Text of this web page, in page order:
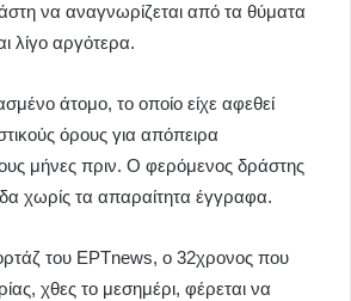
να αναγνωρίζεται από τα θύματα
λίγο αργότερα.
άτομο, το οποίο είχε αφεθεί
όρους για απόπειρα
μήνες πριν. Ο φερόμενος δράστης
χωρίς τα απαραίτητα έγγραφα.
του ΕΡΤnews, ο 32χρονος που
χθες το μεσημέρι, φέρεται να